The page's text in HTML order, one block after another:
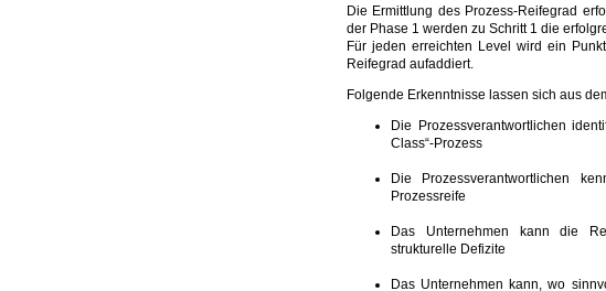
Die Ermittlung des Prozess-Reifegrad
der Phase 1 werden zu Schritt 1 die
Für jeden erreichten Level wird ein
Reifegrad aufaddiert.
Folgende Erkenntnisse lassen sich aus
Die Prozessverantwortlichen
Class“-Prozess
Die Prozessverantwortlichen
Prozessreife
Das Unternehmen kann die
strukturelle Defizite
Das Unternehmen kann, wo